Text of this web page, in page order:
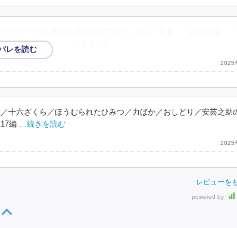
殺せなかった、
2025
十六ざくら／ほうむられたひみつ／力ばか／おしどり／安芸之助
編 …続きを読む
2025
レビューを
powered by